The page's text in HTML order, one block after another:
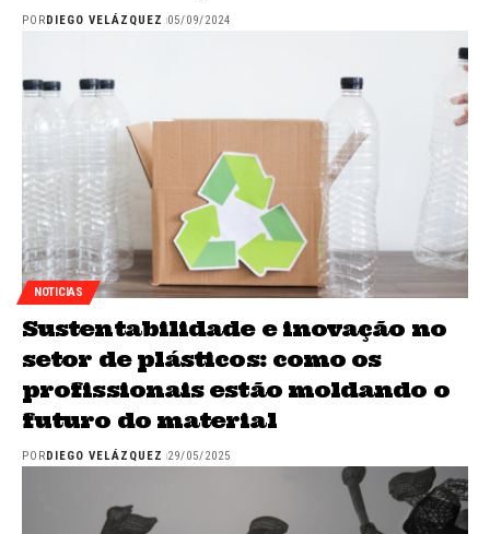
POR DIEGO VELÁZQUEZ 05/09/2024
NOTICIAS
Sustentabilidade e inovação no
setor de plásticos: como os
profissionais estão moldando o
futuro do material
PORDIEGO VELÁZQUEZ 29/05/2025